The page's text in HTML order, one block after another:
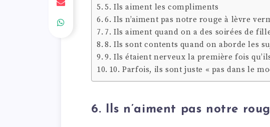
5. Ils aiment les compliments
6. Ils n’aiment pas notre rouge à lèvre
7. Ils aiment quand on a des soirées de
8. Ils sont contents quand on aborde les
9. Ils étaient nerveux la première fois
10. Parfois, ils sont juste « pas dans le
6. Ils n’aiment pas notre